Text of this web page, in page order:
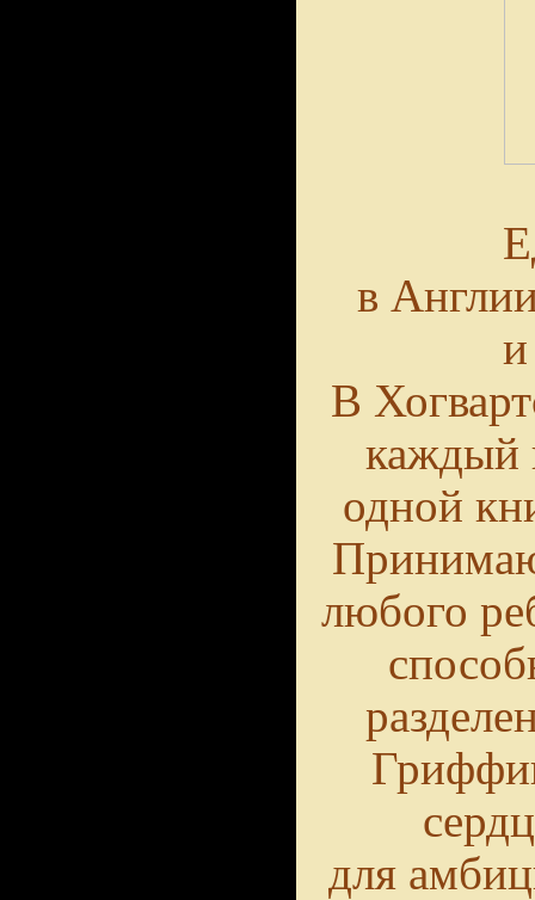
в
В
каждый
одной
любого
для